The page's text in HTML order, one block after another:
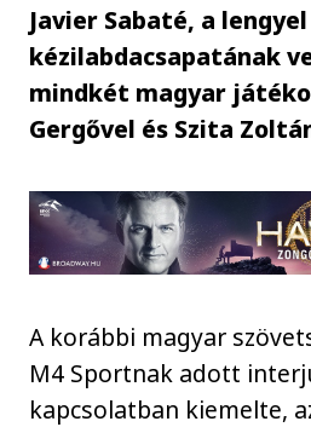
Javier Sabaté, a
kézilabdacsapatának
mindkét magyar
Gergővel és Szita
A korábbi magyar
M4 Sportnak adott
kapcsolatban kiemelte,